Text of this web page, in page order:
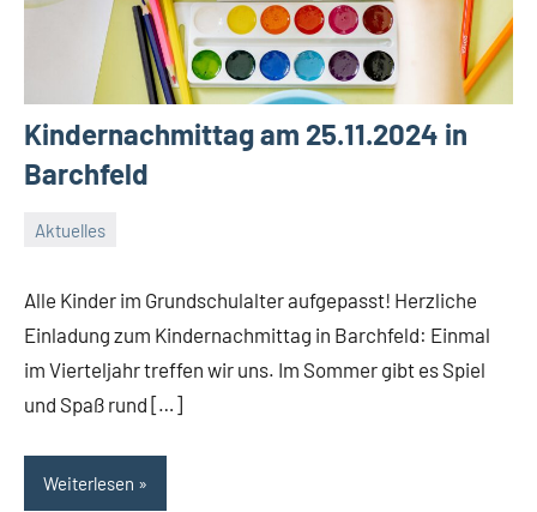
Kindernachmittag am 25.11.2024 in
Barchfeld
Aktuelles
2024
Alle Kinder im Grundschulalter aufgepasst! Herzliche
Einladung zum Kindernachmittag in Barchfeld: Einmal
im Vierteljahr treffen wir uns. Im Sommer gibt es Spiel
und Spaß rund […]
Weiterlesen